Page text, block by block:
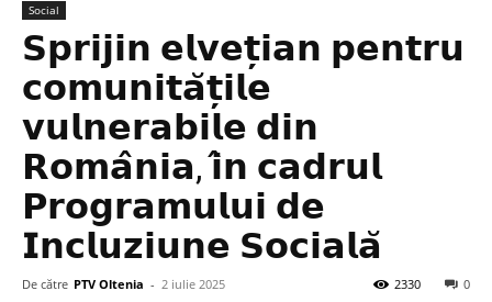
Social
𝗦𝗽𝗿𝗶𝗷𝗶𝗻 𝗲𝗹𝘃𝗲𝘁̦𝗶𝗮𝗻 𝗽𝗲𝗻𝘁𝗿𝘂
𝗰𝗼𝗺𝘂𝗻𝗶𝘁𝗮̆𝘁̦𝗶𝗹𝗲
𝘃𝘂𝗹𝗻𝗲𝗿𝗮𝗯𝗶𝗹𝗲 𝗱𝗶𝗻
𝗥𝗼𝗺𝗮̂𝗻𝗶𝗮, 𝗶̂𝗻 𝗰𝗮𝗱𝗿𝘂𝗹
𝗣𝗿𝗼𝗴𝗿𝗮𝗺𝘂𝗹𝘂𝗶 𝗱𝗲
𝗜𝗻𝗰𝗹𝘂𝘇𝗶𝘂𝗻𝗲 𝗦𝗼𝗰𝗶𝗮𝗹𝗮̆
De către PTV Oltenia - 2 iulie 2025 0
2330